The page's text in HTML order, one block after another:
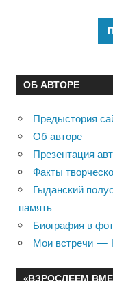
ОБ АВТОРЕ
Предыстория
Об авторе
Презентация
Факты
Гыданский
память
Биография в
Мои встречи —
«ВЗРОСЛЕЕМ